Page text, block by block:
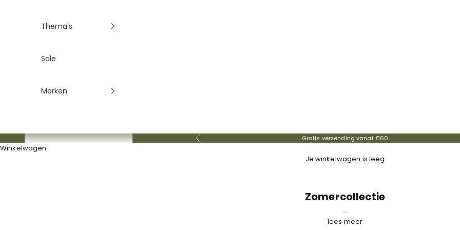
Thema's
Sale
Merken
Vorige Gratis verzending vanaf €60
Winkelwagen
Je winkelwagen is leeg
Zomercollectie
...
lees meer